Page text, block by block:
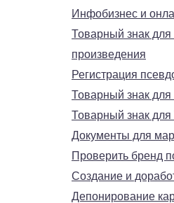
Инфобизнес и
Товарный знак для
произведения
Регистрация
Товарный знак для
Товарный знак
Документы для
Проверить бренд
Создание и
Депонирование